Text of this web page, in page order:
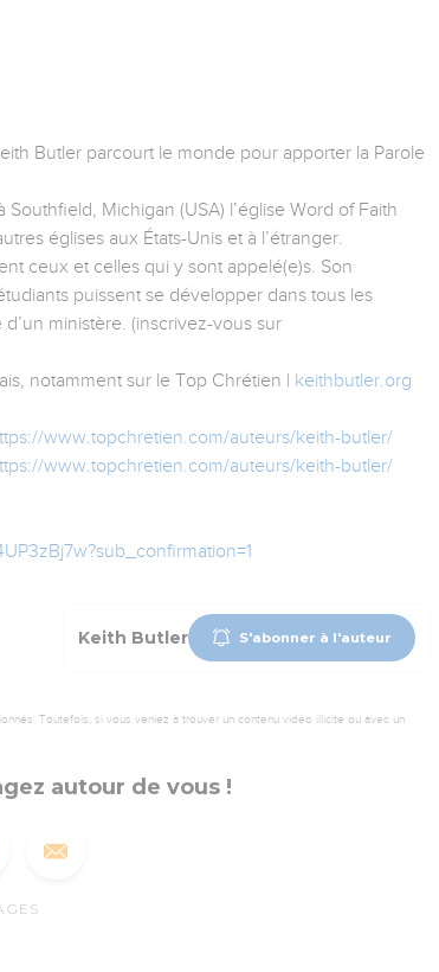
Butler parcourt le monde pour apporter la Parole
Michigan (USA) l’église Word of Faith
églises aux États-Unis et à l’étranger.
ceux et celles qui y sont appelé(e)s. Son
puissent se développer dans tous les
ministère. (inscrivez-vous sur
notamment sur le Top Chrétien |
keithbutler.org
www.topchretien.com/auteurs/keith-butler/
www.topchretien.com/auteurs/keith-butler/
Keith Butler S'abonner à l'auteur
Toutefois, si vous veniez à trouver un contenu vidéo illicite ou avec un
autour de vous !